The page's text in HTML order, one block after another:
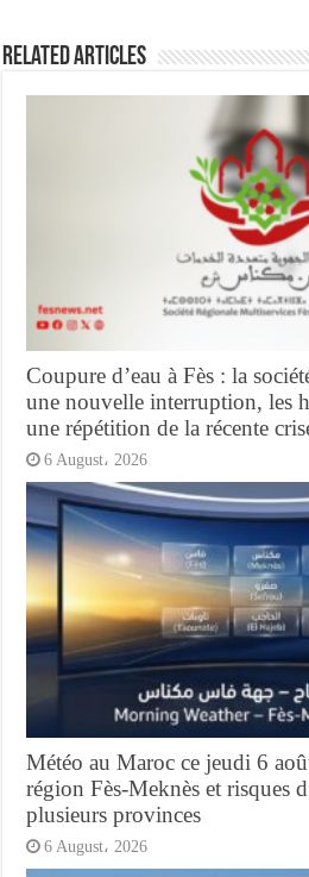
Related Articles
Coupure d’eau à Fès : la
une nouvelle interruption, les
une répétition de la récente
6 August، 2026
Météo au Maroc ce jeudi 6
région Fès-Meknès et risques
plusieurs provinces
6 August، 2026